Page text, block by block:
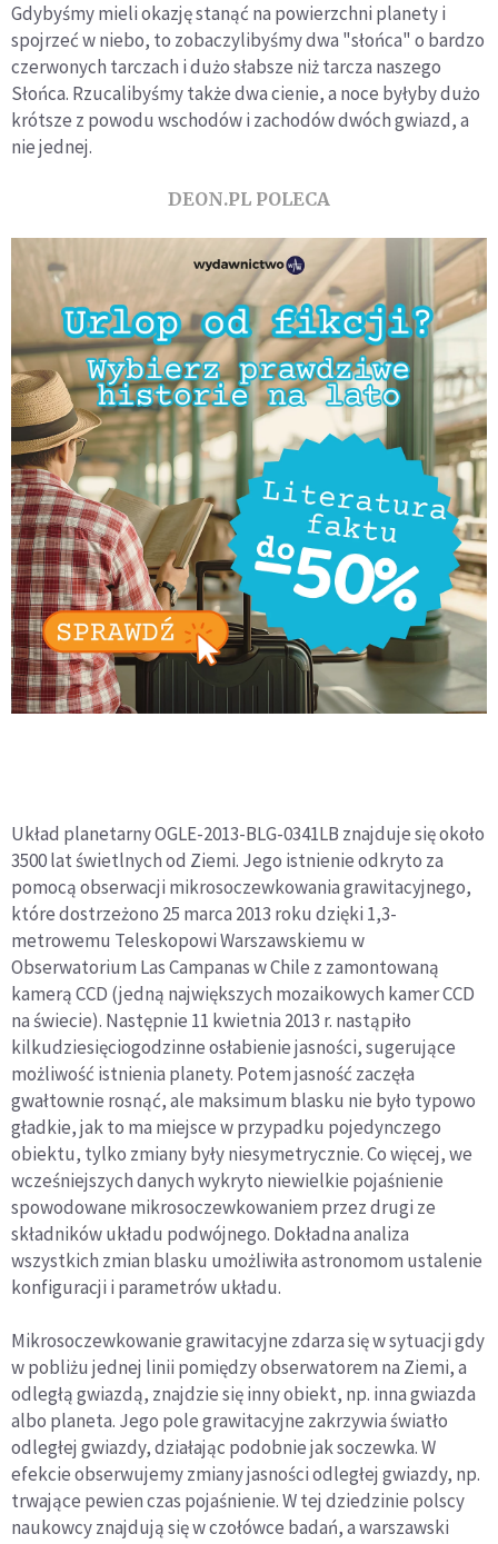
Gdybyśmy mieli okazję stanąć na powierzchni planety i
spojrzeć w niebo, to zobaczylibyśmy dwa "słońca" o bardzo
czerwonych tarczach i dużo słabsze niż tarcza naszego
Słońca. Rzucalibyśmy także dwa cienie, a noce byłyby dużo
krótsze z powodu wschodów i zachodów dwóch gwiazd, a
nie jednej.
DEON.PL POLECA
Układ planetarny OGLE-2013-BLG-0341LB znajduje się około
3500 lat świetlnych od Ziemi. Jego istnienie odkryto za
pomocą obserwacji mikrosoczewkowania grawitacyjnego,
które dostrzeżono 25 marca 2013 roku dzięki 1,3-
metrowemu Teleskopowi Warszawskiemu w
Obserwatorium Las Campanas w Chile z zamontowaną
kamerą CCD (jedną największych mozaikowych kamer CCD
na świecie). Następnie 11 kwietnia 2013 r. nastąpiło
kilkudziesięciogodzinne osłabienie jasności, sugerujące
możliwość istnienia planety. Potem jasność zaczęła
gwałtownie rosnąć, ale maksimum blasku nie było typowo
gładkie, jak to ma miejsce w przypadku pojedynczego
obiektu, tylko zmiany były niesymetrycznie. Co więcej, we
wcześniejszych danych wykryto niewielkie pojaśnienie
spowodowane mikrosoczewkowaniem przez drugi ze
składników układu podwójnego. Dokładna analiza
wszystkich zmian blasku umożliwiła astronomom ustalenie
konfiguracji i parametrów układu.
Mikrosoczewkowanie grawitacyjne zdarza się w sytuacji gdy
w pobliżu jednej linii pomiędzy obserwatorem na Ziemi, a
odległą gwiazdą, znajdzie się inny obiekt, np. inna gwiazda
albo planeta. Jego pole grawitacyjne zakrzywia światło
odległej gwiazdy, działając podobnie jak soczewka. W
efekcie obserwujemy zmiany jasności odległej gwiazdy, np.
trwające pewien czas pojaśnienie. W tej dziedzinie polscy
naukowcy znajdują się w czołówce badań, a warszawski